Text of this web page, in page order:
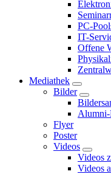
PC-
IT-
Offene
Mediathek
Bilder
Flyer
Poster
Videos
Videos
Videos